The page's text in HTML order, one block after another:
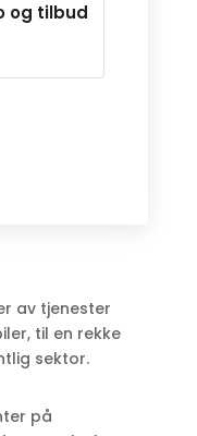
og tilbud
av tjenester
til en rekke
sektor.
på